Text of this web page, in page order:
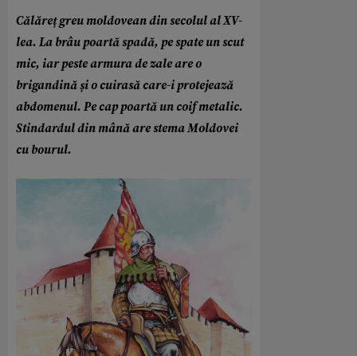
Călăreţ greu moldovean din secolul al XV-
lea. La brâu poartă spadă, pe spate un scut
mic, iar peste armura de zale are o
brigandină și o cuirasă care-i protejează
abdomenul. Pe cap poartă un coif metalic.
Stindardul din mână are stema Moldovei
cu bourul.